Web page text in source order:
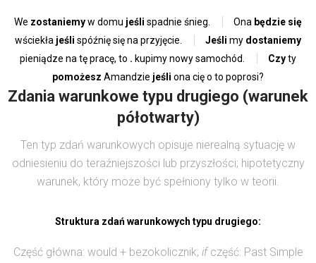
We zostaniemyw domu jeśli spadnie śnieg. Ona będzie się
wściekła jeśli spóźnię się na przyjęcie. Jeśli my dostaniemy
pieniądze na tę pracę, to . kupimy nowy samochód. Czyty
pomożesz Amandzie jeśli ona cię o to poprosi?
Zdania warunkowe typu drugiego (warunek
półotwarty)
Ten typ zdań warunkowych opisuje nierealną sytuację w
odniesieniu do teraźniejszości lub przyszłości; hipotetyczny
warunek, który może być spełniony tylko w teorii.
Struktura zdań warunkowych typu drugiego:
Część główna: would + bezokolicznik; ifczęść: Past Simple